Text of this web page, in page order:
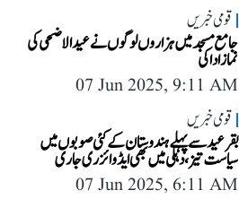
قومی خبریں
جامع مسجد میں ہزاروں لوگوں نے عیدالاضحی کی
نماز ادا کی
07 Jun 2025, 9:11 AM
قومی خبریں
بقرعید سے پہلےہندوستان کے کئی صوبوں میں
سیاست تیز، دہلی میں بھی ایڈوائزری جاری
07 Jun 2025, 6:11 AM